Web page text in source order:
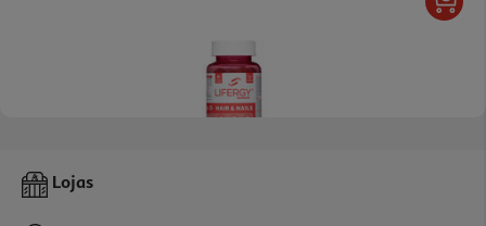
Suplemento Lifergy Hair & Nails 60gomas
Lojas